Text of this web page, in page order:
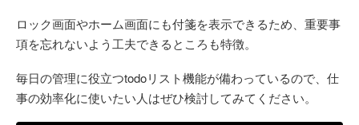
ロック画面やホーム画面にも付箋を表示できるため、重要事
項を忘れないよう工夫できるところも特徴。
毎日の管理に役立つtodoリスト機能が備わっているので、仕
事の効率化に使いたい人はぜひ検討してみてください。